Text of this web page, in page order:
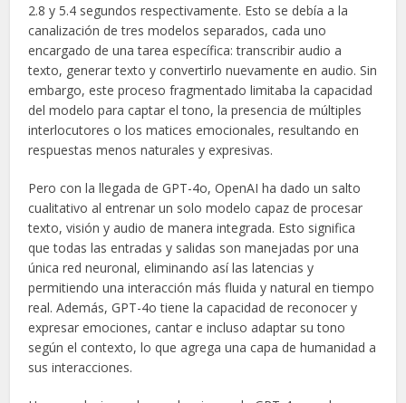
2.8 y 5.4 segundos respectivamente. Esto se debía a la
canalización de tres modelos separados, cada uno
encargado de una tarea específica: transcribir audio a
texto, generar texto y convertirlo nuevamente en audio. Sin
embargo, este proceso fragmentado limitaba la capacidad
del modelo para captar el tono, la presencia de múltiples
interlocutores o los matices emocionales, resultando en
respuestas menos naturales y expresivas.
Pero con la llegada de GPT-4o, OpenAI ha dado un salto
cualitativo al entrenar un solo modelo capaz de procesar
texto, visión y audio de manera integrada. Esto significa
que todas las entradas y salidas son manejadas por una
única red neuronal, eliminando así las latencias y
permitiendo una interacción más fluida y natural en tiempo
real. Además, GPT-4o tiene la capacidad de reconocer y
expresar emociones, cantar e incluso adaptar su tono
según el contexto, lo que agrega una capa de humanidad a
sus interacciones.